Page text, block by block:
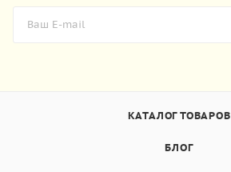
КАТАЛОГ ТОВАРОВ
БЛОГ